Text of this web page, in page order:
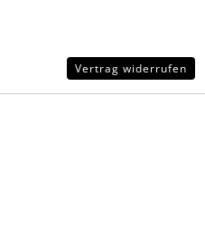
Vertrag widerrufen